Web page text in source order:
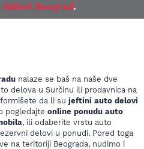
Beograd.
nalaze se baš na naše dve
delova u Surčinu ili prodavnica na
da li su jeftini auto delovi
pogledajte online ponudu auto
, ili odaberite vrstu auto
delovi u ponudi. Pored toga
na teritoriji Beograda, nudimo i